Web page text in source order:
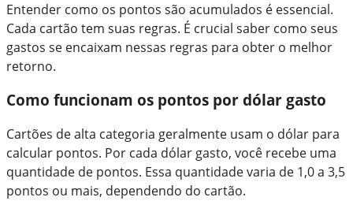
Entender como os pontos são acumulados é essencial.
Cada cartão tem suas regras. É crucial saber como seus
gastos se encaixam nessas regras para obter o melhor
retorno.
Como funcionam os pontos por dólar gasto
Cartões de alta categoria geralmente usam o dólar para
calcular pontos. Por cada dólar gasto, você recebe uma
quantidade de pontos. Essa quantidade varia de 1,0 a 3,5
pontos ou mais, dependendo do cartão.